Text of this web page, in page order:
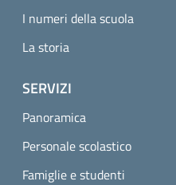
I numeri della scuola
La storia
SERVIZI
Panoramica
Personale scolastico
Famiglie e studenti